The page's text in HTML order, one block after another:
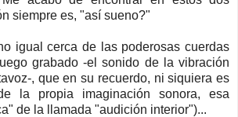
siempre es, "así sueno?"
igual cerca de las poderosas cuerdas
grabado -el sonido de la vibración
, que en su recuerdo, ni siquiera es
la propia imaginación sonora, esa
de la llamada "audición interior")...